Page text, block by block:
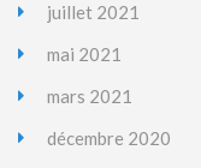
juillet 2021
mai 2021
mars 2021
décembre 2020